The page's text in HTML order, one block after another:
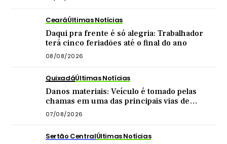
CearáÚltimas Notícias
Daqui pra frente é só alegria: Trabalhador
terá cinco feriadões até o final do ano
08/08/2026
QuixadáÚltimas Notícias
Danos materiais: Veículo é tomado pelas
chamas em uma das principais vias de
Quixadá
07/08/2026
Sertão CentralÚltimas Notícias